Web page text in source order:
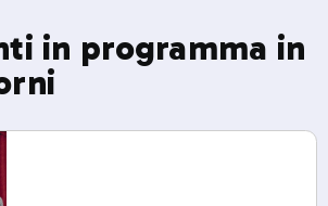
in programma in